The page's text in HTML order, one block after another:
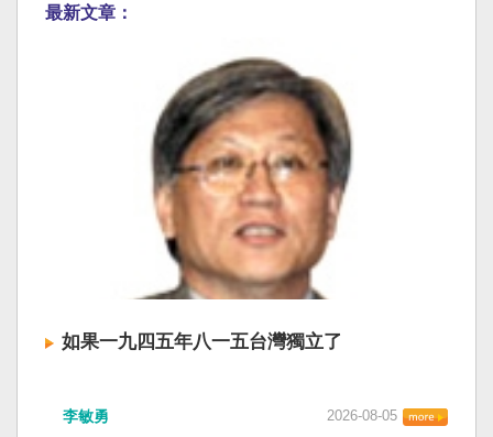
最新文章：
如果一九四五年八一五台灣獨立了
李敏勇 2026-08-05